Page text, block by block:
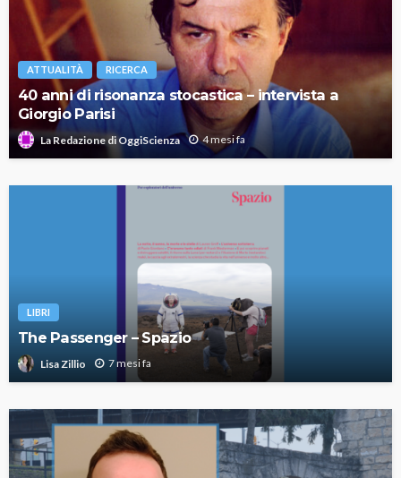
ATTUALITÀ RICERCA
40 anni di risonanza stocastica – intervista a
Giorgio Parisi
La Redazione di OggiScienza 4 mesi fa
LIBRI
The Passenger – Spazio
Lisa Zillio 7 mesi fa